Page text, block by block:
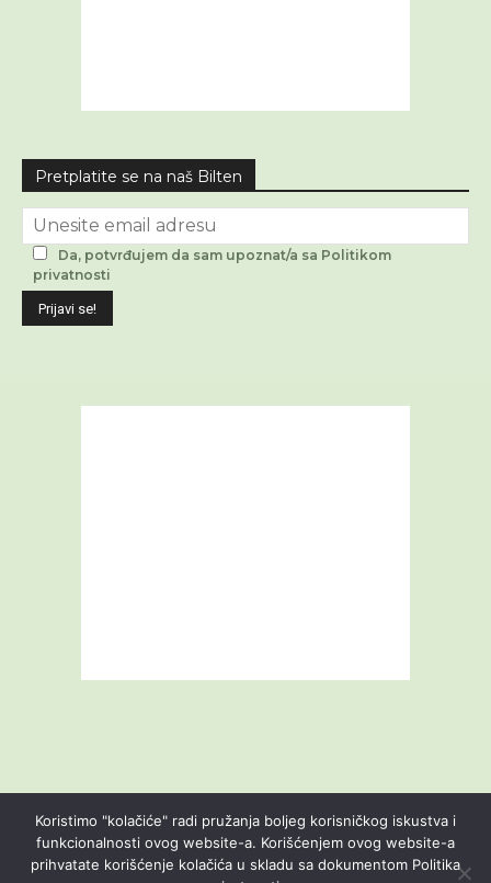
Pretplatite se na naš Bilten
Da, potvrđujem da sam upoznat/a sa Politikom
privatnosti
Livestream Blog O nama
Kontakt
Koristimo "kolačiće" radi pružanja boljeg korisničkog iskustva i
funkcionalnosti ovog website-a. Korišćenjem ovog website-a
prihvatate korišćenje kolačića u skladu sa dokumentom Politika